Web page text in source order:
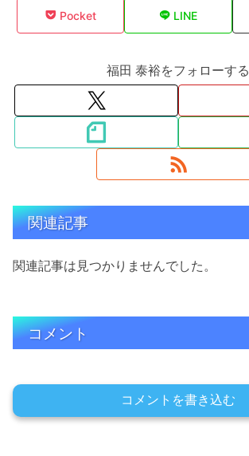
Pocket LINE
福田 泰裕をフォローする
関連記事
関連記事は見つかりませんでした。
コメント
コメントを書き込む